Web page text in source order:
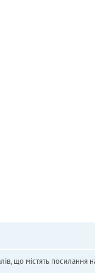
що містять посилання